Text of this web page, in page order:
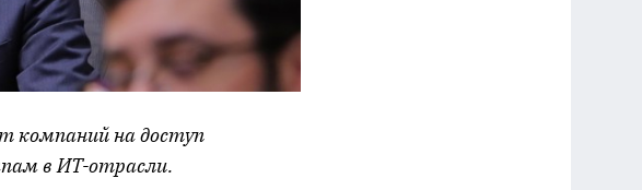
компаний на доступ
в ИТ-отрасли.